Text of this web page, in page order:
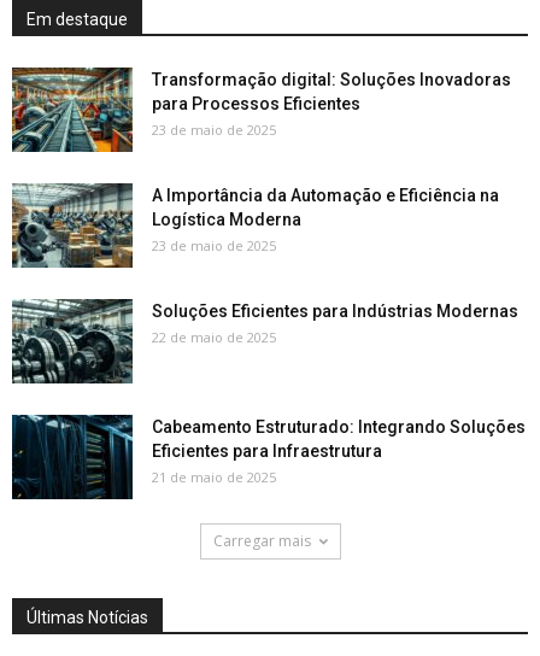
Em destaque
Transformação digital: Soluções Inovadoras
para Processos Eficientes
23 de maio de 2025
A Importância da Automação e Eficiência na
Logística Moderna
23 de maio de 2025
Soluções Eficientes para Indústrias Modernas
22 de maio de 2025
Cabeamento Estruturado: Integrando Soluções
Eficientes para Infraestrutura
21 de maio de 2025
Carregar mais
Últimas Notícias